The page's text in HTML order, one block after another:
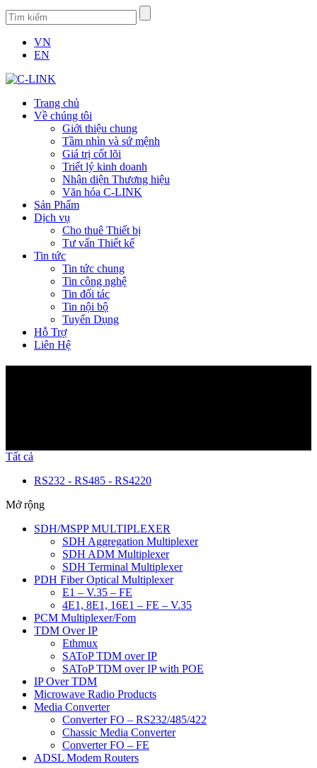
VN
EN
Trang chủ
Về chúng tôi
Giới thiệu chung
Tầm nhìn và sứ mệnh
Giá trị cốt lõi
Triết lý kinh doanh
Nhận diện Thương hiệu
Văn hóa C-LINK
Sản Phẩm
Dịch vụ
Cho thuê Thiết bị
Tư vấn Thiết kế
Tin tức
Tin tức chung
Tin công nghệ
Tin đối tác
Tin nội bộ
Tuyển Dụng
Hỗ Trợ
Liên Hệ
Tất cả
RS232 - RS485 - RS4220
Mở rộng
SDH/MSPP MULTIPLEXER
SDH Aggregation Multiplexer
SDH ADM Multiplexer
SDH Terminal Multiplexer
PDH Fiber Optical Multiplexer
E1 – V.35 – FE
4E1, 8E1, 16E1 – FE – V.35
PCM Multiplexer/Fom
TDM Over IP
Ethmux
SAToP TDM over IP
SAToP TDM over IP with POE
IP Over TDM
Microwave Radio Products
Media Converter
Converter FO – RS232/485/422
Chassic Media Converter
Converter FO – FE
ADSL Modem Routers